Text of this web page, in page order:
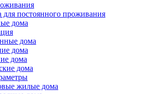
для постоянного проживания
дома
дома
дома
дома
дома
жилые дома